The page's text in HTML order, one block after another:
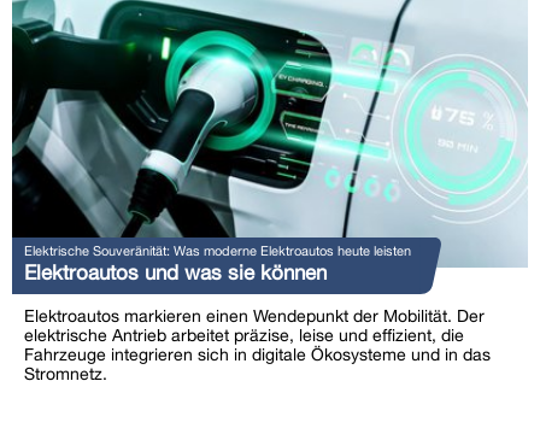
Elektrische Souveränität: Was moderne Elektroautos heute leisten
Elektroautos und was sie können
Elektroautos markieren einen Wendepunkt der Mobilität. Der
elektrische Antrieb arbeitet präzise, leise und effizient, die
Fahrzeuge integrieren sich in digitale Ökosysteme und in das
Stromnetz.